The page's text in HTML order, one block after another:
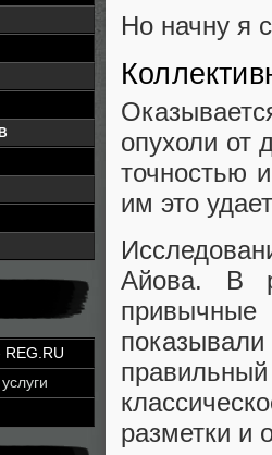
REG.RU
Но начну я
опухоли от
точностью
им это
Айова. В
разметки и